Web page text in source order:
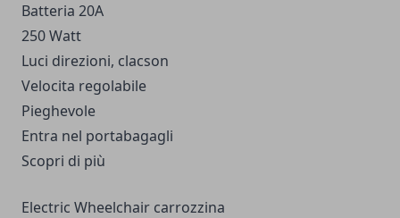
Batteria 20A
250 Watt
Luci direzioni, clacson
Velocita regolabile
Pieghevole
Entra nel portabagagli
Scopri di più
Electric Wheelchair carrozzina